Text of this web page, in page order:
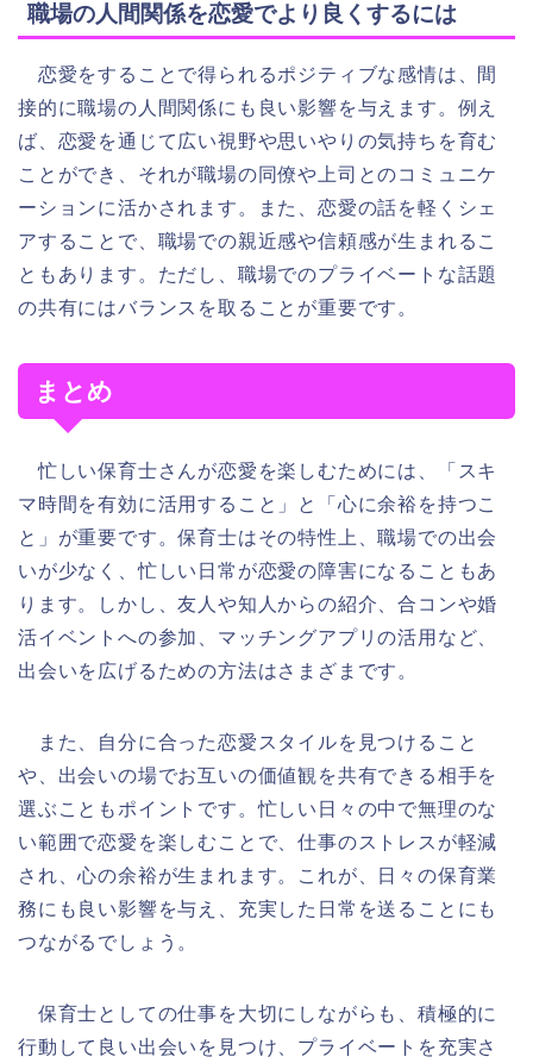
職場の人間関係を恋愛でより良くするには
恋愛をすることで得られるポジティブな感情は、間
接的に職場の人間関係にも良い影響を与えます。例え
ば、恋愛を通じて広い視野や思いやりの気持ちを育む
ことができ、それが職場の同僚や上司とのコミュニケ
ーションに活かされます。また、恋愛の話を軽くシェ
アすることで、職場での親近感や信頼感が生まれるこ
ともあります。ただし、職場でのプライベートな話題
の共有にはバランスを取ることが重要です。
まとめ
忙しい保育士さんが恋愛を楽しむためには、「スキ
マ時間を有効に活用すること」と「心に余裕を持つこ
と」が重要です。保育士はその特性上、職場での出会
いが少なく、忙しい日常が恋愛の障害になることもあ
ります。しかし、友人や知人からの紹介、合コンや婚
活イベントへの参加、マッチングアプリの活用など、
出会いを広げるための方法はさまざまです。
また、自分に合った恋愛スタイルを見つけること
や、出会いの場でお互いの価値観を共有できる相手を
選ぶこともポイントです。忙しい日々の中で無理のな
い範囲で恋愛を楽しむことで、仕事のストレスが軽減
され、心の余裕が生まれます。これが、日々の保育業
務にも良い影響を与え、充実した日常を送ることにも
つながるでしょう。
保育士としての仕事を大切にしながらも、積極的に
行動して良い出会いを見つけ、プライベートを充実さ